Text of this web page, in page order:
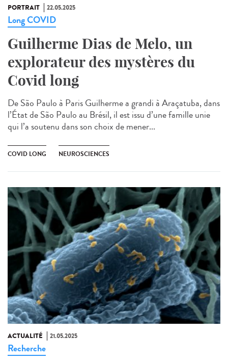
PORTRAIT 22.05.2025
Long COVID
Guilherme Dias de Melo, un
explorateur des mystères du
Covid long
De São Paulo à Paris Guilherme a grandi à Araçatuba, dans
l’État de São Paulo au Brésil, il est issu d’une famille unie
qui l’a soutenu dans son choix de mener...
COVID LONG NEUROSCIENCES
ACTUALITÉ 21.05.2025
Recherche